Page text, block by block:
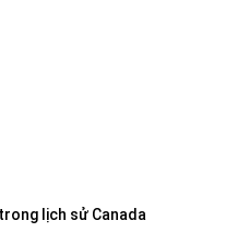
lịch sử Canada